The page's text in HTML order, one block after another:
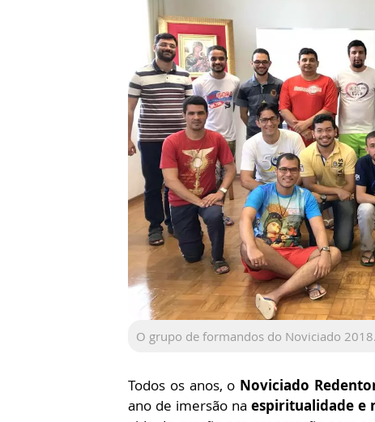
O grupo de formandos do Noviciado 2018.
Todos os anos, o Noviciado
ano de imersão na espiritualidade e